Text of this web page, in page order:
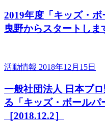
2019年度「キッズ・
曳野からスタートしま
活動情報 2018年12月15日
一般社団法人 日本プ
る「キッズ・ボールパ
［2018.12.2］